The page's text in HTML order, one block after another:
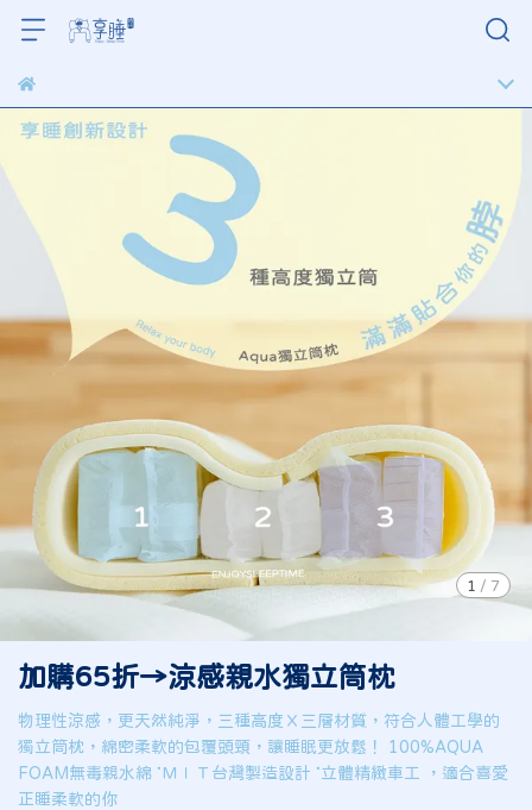
1 / 7
加購65折→涼感親水獨立筒枕
物理性涼感，更天然純淨，三種高度Ｘ三層材質，符合人體工學的
獨立筒枕，綿密柔軟的包覆頭頸，讓睡眠更放鬆！ 100%AQUA
FOAM無毒親水綿 ˙ＭＩＴ台灣製造設計 ˙立體精緻車工 ，適合喜愛
正睡柔軟的你